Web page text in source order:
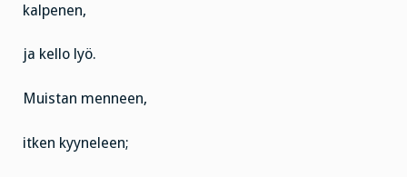
kalpenen,
ja kello lyö.
Muistan menneen,
itken kyyneleen;